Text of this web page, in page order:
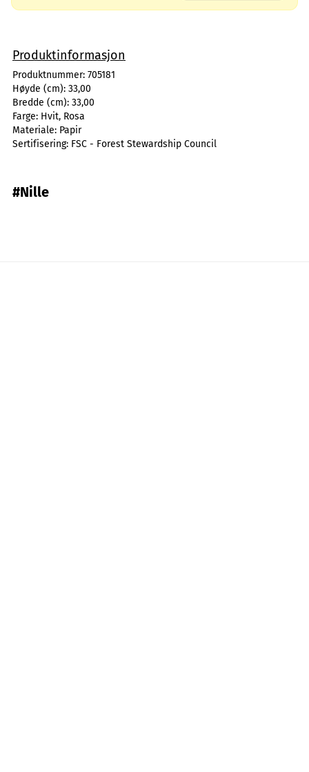
Produktinformasjon
Produktnummer: 705181
Høyde (cm): 33,00
Bredde (cm): 33,00
Farge: Hvit, Rosa
Materiale: Papir
Sertifisering: FSC - Forest Stewardship Council
#Nille